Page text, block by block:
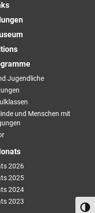
Jugendliche
und Menschen mit
2026
2025
2024
2023